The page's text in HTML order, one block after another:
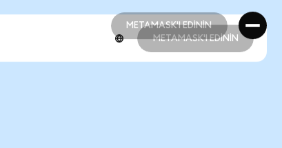
METAMASK'I EDİNİN
METAMASK'I EDİNİN
METAMASK'I EDİNİN